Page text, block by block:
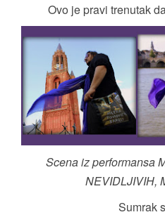
Ovo je pravi trenutak
Scena iz performansa
NEVIDLJIVIH,
Sumrak